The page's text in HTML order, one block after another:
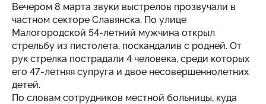
Вечером 8 марта звуки выстрелов прозвучали в
частном секторе Славянска. По улице
Малогородской 54-летний мужчина открыл
стрельбу из пистолета, поскандалив с родней. От
рук стрелка пострадали 4 человека, среди которых
его 47-летняя супруга и двое несовершеннолетних
детей.
По словам сотрудников местной больницы, куда